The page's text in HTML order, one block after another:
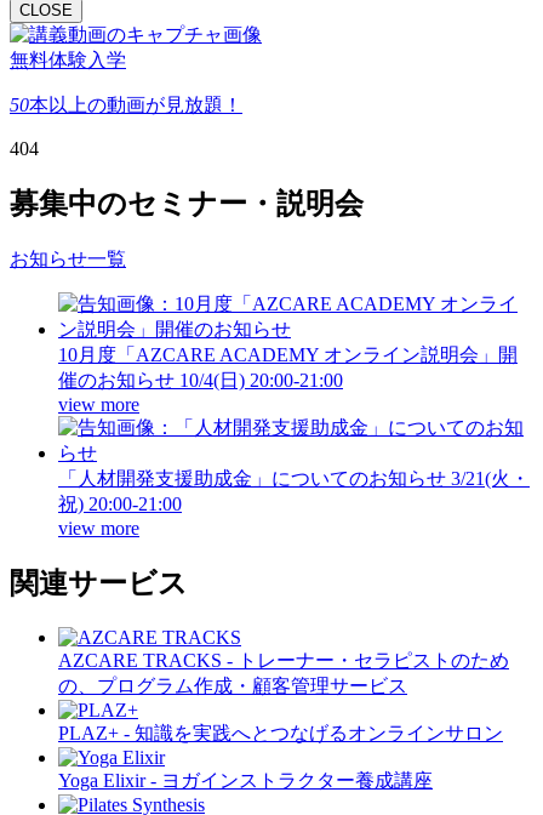
CLOSE
無料体験入学
50本以上の動画が見放題！
404
募集中のセミナー・説明会
お知らせ一覧
10月度「AZCARE ACADEMY オンライン説明会」開
催のお知らせ 10/4(日) 20:00-21:00
view more
「人材開発支援助成金」についてのお知らせ 3/21(火・
祝) 20:00-21:00
view more
関連サービス
AZCARE TRACKS - トレーナー・セラピストのため
の、プログラム作成・顧客管理サービス
PLAZ+ - 知識を実践へとつなげるオンラインサロン
Yoga Elixir - ヨガインストラクター養成講座